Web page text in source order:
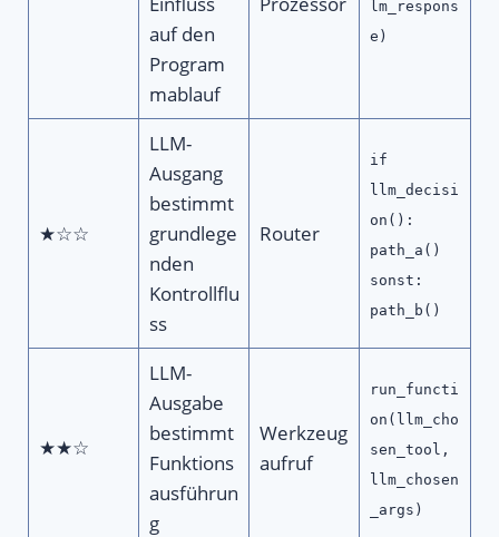
auf den
Program
mablauf
lm_respons
e)
★☆☆
LLM-
Ausgang
bestimmt
grundlege
nden
Kontrollflu
ss
Router
if
llm_decisi
on():
path_a()
sonst:
path_b()
★★☆
LLM-
Ausgabe
bestimmt
Funktions
ausführun
g
Werkzeug
aufruf
run_functi
on(llm_cho
sen_tool,
llm_chosen
_args)